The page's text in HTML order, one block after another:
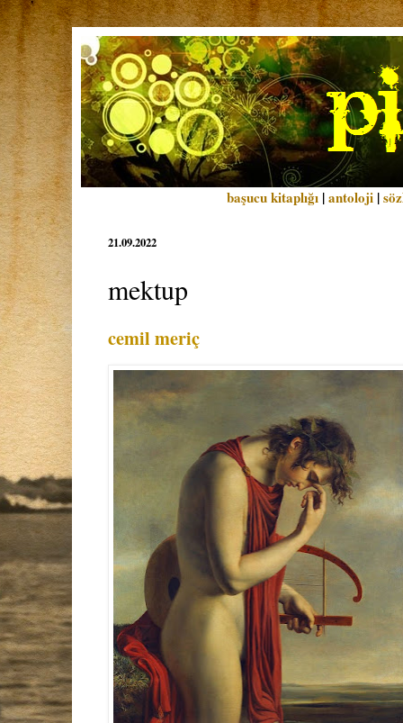
başucu kitaplığı |antoloji |
21.09.2022
mektup
cemil meriç